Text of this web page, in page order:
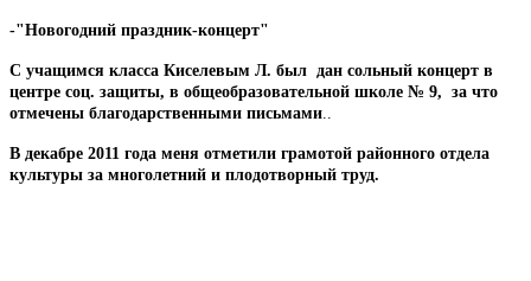
-"Новогодний праздник-концерт"
С учащимся класса Киселевым Л. был дан сольный концерт в
центре соц. защиты, в общеобразовательной школе № 9, за что
отмечены благодарственными письмами
В декабре 2011 года меня отметили грамотой районного отдела
культуры за многолетний и плодотворный труд.